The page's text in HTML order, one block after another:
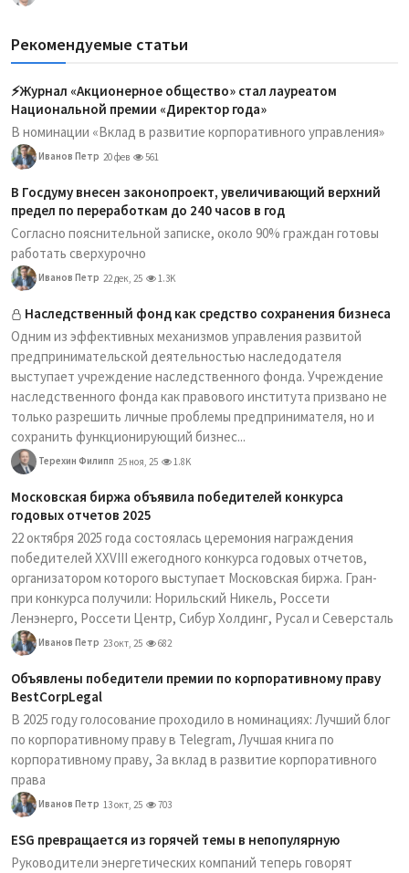
Рекомендуемые статьи
⚡️Журнал «Акционерное общество» стал лауреатом
Национальной премии «Директор года»
В номинации «Вклад в развитие корпоративного управления»
Иванов Петр 20 фев 561
В Госдуму внесен законопроект, увеличивающий верхний
предел по переработкам до 240 часов в год
Согласно пояснительной записке, около 90% граждан готовы
работать сверхурочно
Иванов Петр 22 дек, 25 1.3K
Наследственный фонд как средство сохранения бизнеса
Одним из эффективных механизмов управления развитой
предпринимательской деятельностью наследодателя
выступает учреждение наследственного фонда. Учреждение
наследственного фонда как правового института призвано не
только разрешить личные проблемы предпринимателя, но и
сохранить функционирующий бизнес...
Терехин Филипп 25 ноя, 25 1.8K
Московская биржа объявила победителей конкурса
годовых отчетов 2025
22 октября 2025 года состоялась церемония награждения
победителей XXVIII ежегодного конкурса годовых отчетов,
организатором которого выступает Московская биржа. Гран-
при конкурса получили: Норильский Никель, Россети
Ленэнерго, Россети Центр, Сибур Холдинг, Русал и Северсталь
Иванов Петр 23 окт, 25 682
Объявлены победители премии по корпоративному праву
BestCorpLegal
В 2025 году голосование проходило в номинациях: Лучший блог
по корпоративному праву в Telegram, Лучшая книга по
корпоративному праву, За вклад в развитие корпоративного
права
Иванов Петр 13 окт, 25 703
ESG превращается из горячей темы в непопулярную
Руководители энергетических компаний теперь говорят